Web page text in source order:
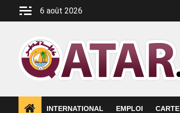
6 août 2026
INTERNATIONAL EMPLOI CARTE